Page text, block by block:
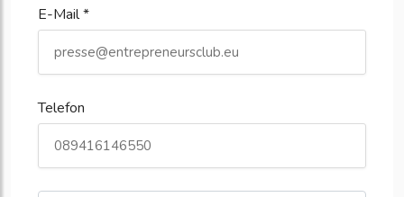
E-Mail *
Telefon